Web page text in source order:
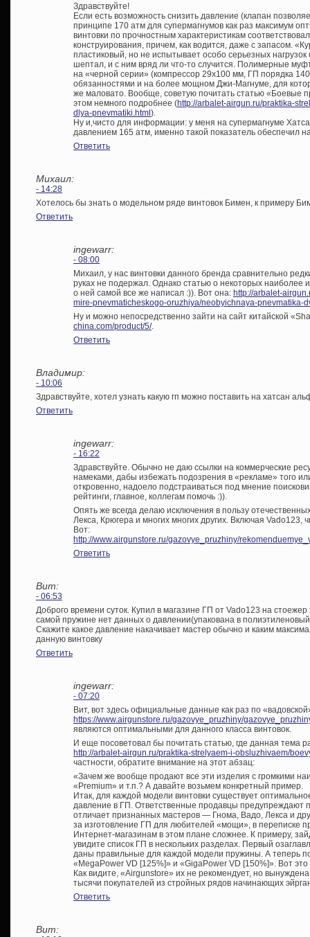
Здравствуйте!
Если есть возможность снизить давление (клапан
принципе 170 атм для супермагнумов как раз максимум
винтовки по прочностным характеристикам
конструирования, причем, как водится, даже с запасом.
пластиковый, но не испытывает особо серьезных
шептал, и с ним вряд ли что-то случится. Полимерные
на «черной серии» (компрессор 29х100 мм, ГП порядка
обязанностями и на более мощном Джи-Магнуме, для
же маловато. Вообще, советую почитать статью «Боевые
этом немного подробнее (http://arbalet-airgun.ru/praktika-
dlya-pnevmatiki.html).
Ну и,чисто для информации: у меня на супермагнуме
давлением 165 атм, именно такой показатель обеспечил
Ответить
Михаил:
- 14:28
Хотелось бы знать о модельном ряде винтовок Бимен, к примеру
Ответить
ingewarr:
- 08:00
Михаил, у нас винтовки данного бренда сравнительно
руках не подержал. Однако статью о некоторых наиболее
о ней самой все же написал :)). Вот она: http://arbalet-
mire-pnevmaticheskogo-oruzhiya/neobyichnaya-pnevmatika-
Ну и можно непосредственно зайти на сайт китайской
china.com/product/5/.
Ответить
Владимир:
- 10:06
Здравствуйте, хотел узнать какую гп можно поставить на хатсан
Ответить
ingewarr:
- 16:22
Здравствуйте. Обычно не даю ссылки на коммерческие
намеками, дабы избежать подозрения в «рекламе» того
откровенно, надоело подстраиваться под мнение
рейтинги, главное, коллегам помочь :)).
Опять же всегда делаю исключения в пользу
Лекса, Крюгера и многих многих других. Включая Vado123,
Вот:
http://www.airgunstore.ru/gazovye_pruzhiny/
Ответить
Вит:
- 06:53
Доброго времени суток. Купил в магазине ГП от Vado123 на
самой пружине нет данных о давлении(упакована в полиэтиленовый
Скажите какое давление накачивает мастер обычно и каким
данную винтовку
Ответить
ingewarr:
- 07:20
Вит, вот здесь официальные данные как раз по
https://www.airgunstore.ru/gazovye_pruzhiny/
являются оптимальными для данного класса винтовок.
И еще посоветовал бы почитать статью, где данная тема
http://arbalet-airgun.ru/praktika-strelyaem-i-obsluzhivaem/
частности, обратите внимание на этот абзац:
«Зачем же вообще продают все эти изделия с громкими
«Premium» и т.п.? А давайте возьмем конкретный пример.
Итак, для каждой модели винтовки существует
давление в ГП. Ответственные продавцы предупреждают
отличает признанных мастеров — Гнома, Вадо, Лекса и
за изготовление ГП для любителей «мощи», в переписке
Интернет-магазинам в этом плане сложнее. К примеру,
увидите список ГП в нескольких разделах. Первый
даны правильные для каждой модели пружины. А теперь
«MegaPower VD [125%]» и «GigaPower VD [150%]». Вот
Как видите, «Airgunstore» их не рекомендует, но
тысячи покупателей из стройных рядов начинающих
Ответить
Вит: